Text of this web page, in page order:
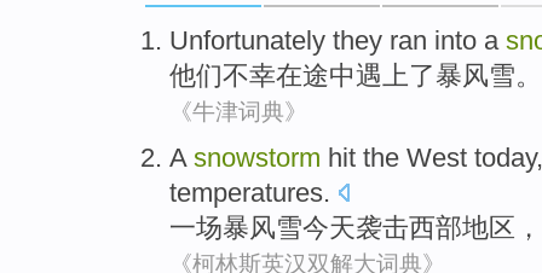
Unfortunately they ran into a
他们不幸在途中遇上了暴风雪。
《牛津词典》
A snowstorm hit the West today
temperatures.
一场暴风雪今天袭击西部地区，
《柯林斯英汉双解大词典》